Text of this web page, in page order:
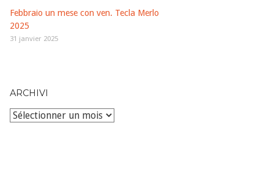
Febbraio un mese con ven. Tecla Merlo
2025
31 janvier 2025
ARCHIVI
Archivi